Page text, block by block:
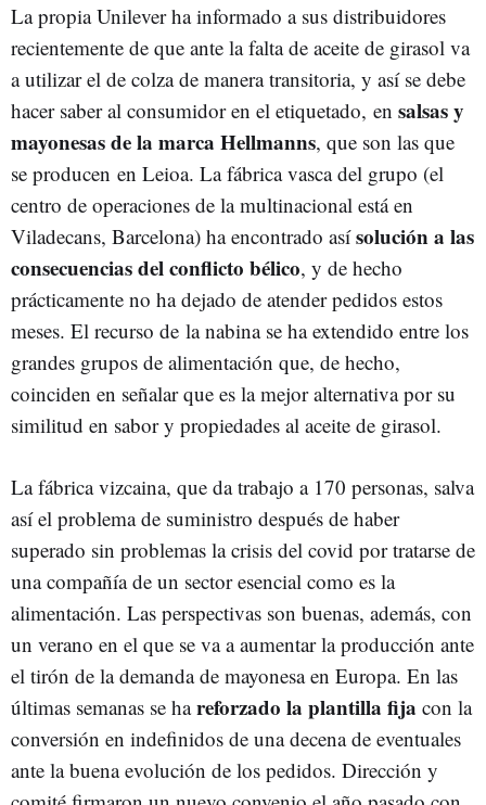
La propia Unilever ha informado a sus distribuidores
recientemente de que ante la falta de aceite de girasol va
a utilizar el de colza de manera transitoria, y así se debe
hacer saber al consumidor en el etiquetado, en salsas y
mayonesas de la marca Hellmanns, que son las que
se producen en Leioa. La fábrica vasca del grupo (el
centro de operaciones de la multinacional está en
Viladecans, Barcelona) ha encontrado asísolución a las
consecuencias del conflicto bélico, y de hecho
prácticamente no ha dejado de atender pedidos estos
meses. El recurso de la nabina se ha extendido entre los
grandes grupos de alimentación que, de hecho,
coinciden en señalar que es la mejor alternativa por su
similitud en sabor y propiedades al aceite de girasol.
La fábrica vizcaina, que da trabajo a 170 personas, salva
así el problema de suministro después de haber
superado sin problemas la crisis del covid por tratarse de
una compañía de un sector esencial como es la
alimentación. Las perspectivas son buenas, además, con
un verano en el que se va a aumentar la producción ante
el tirón de la demanda de mayonesa en Europa. En las
últimas semanas se hareforzado la plantilla fija con la
conversión en indefinidos de una decena de eventuales
ante la buena evolución de los pedidos. Dirección y